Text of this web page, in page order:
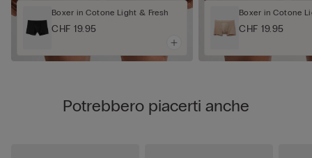
Boxer in Cotone Light & Fresh
CHF 19.95
Boxer in Cotone
CHF 19.95
Potrebbero piacerti anche